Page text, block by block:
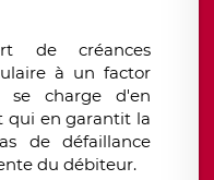
de créances
à un factor
se charge d'en
qui en garantit la
de défaillance
du débiteur.